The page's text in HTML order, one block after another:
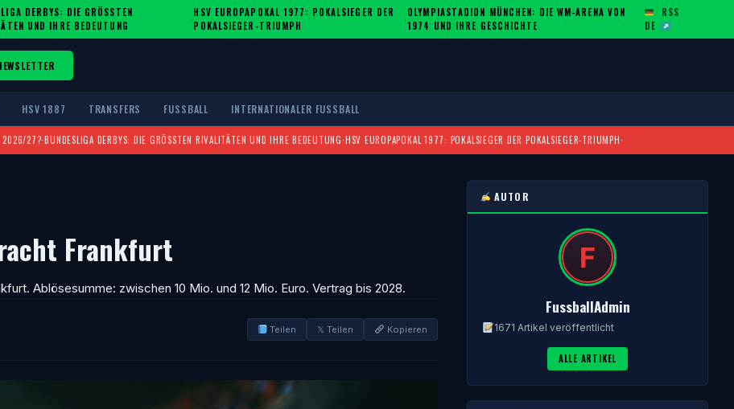
DERBYS: DIE GRÖSSTEN R
UND IHRE BEDEUTUNG
·
HSV EUROPAPOKAL 1977: POKALSIEGER DER
POKALSIEGER-TRIUMPH
·
OLYMPIASTADION MÜNCHEN: DIE WM-ARENA VON
1974 UND IHRE GESCHICHTE
DE
RSS
HSV 1887 TRANSFERS FUSSBALL INTERNATIONALER FUSSBALL
2026/27?·BUNDESLIGA DERBYS: DIE GRÖSSTEN RIVALITÄTEN UND IHRE BEDEUTUNG ·HSV EUROPAPOKAL 1977: POKALSIEGER DER POKALSIEGER-TRIUMPH·
Frankfurt
Ablösesumme: zwischen 10 Mio. und 12 Mio. Euro. Vertrag bis 2028.
Teilen 𝕏 Teilen Kopieren
AUTOR
FussballAdmin
1671 Artikel veröffentlicht
ALLE ARTIKEL